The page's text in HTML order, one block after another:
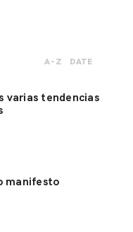
A-Z DATE
varias tendencias
manifesto